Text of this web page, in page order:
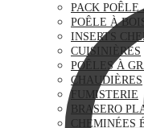
PACK POÊLE
POÊLE À
INSERTS
CUISINIÈRES
POÊLES À
CHAUDIÈRES
FUMISTERIE
BRASERO
CHEMINÉES